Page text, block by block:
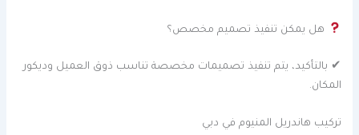
هل يمكن تنفيذ تصميم مخصص؟
✔ بالتأكيد، يتم تنفيذ تصميمات مخصصة تناسب ذوق العميل وديكور
المكان.
تركيب هاندريل المنيوم في دبي